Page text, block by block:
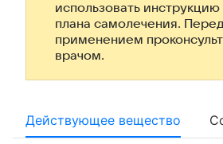
использовать инструкцию
плана самолечения.
применением
врачом.
Действующее вещество